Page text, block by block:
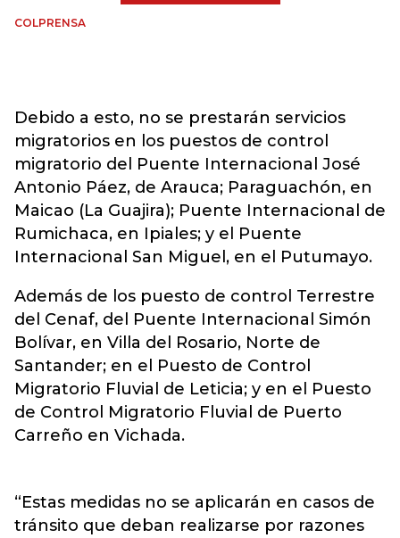
COLPRENSA
Debido a esto, no se prestarán servicios
migratorios en los puestos de control
migratorio del Puente Internacional José
Antonio Páez, de Arauca; Paraguachón, en
Maicao (La Guajira); Puente Internacional de
Rumichaca, en Ipiales; y el Puente
Internacional San Miguel, en el Putumayo.
Además de los puesto de control Terrestre
del Cenaf, del Puente Internacional Simón
Bolívar, en Villa del Rosario, Norte de
Santander; en el Puesto de Control
Migratorio Fluvial de Leticia; y en el Puesto
de Control Migratorio Fluvial de Puerto
Carreño en Vichada.
“Estas medidas no se aplicarán en casos de
tránsito que deban realizarse por razones